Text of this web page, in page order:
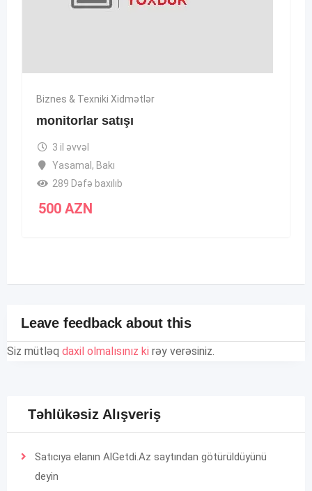
Biznes & Texniki Xidmətlər
monitorlar satışı
3 il əvvəl
Yasamal , Bakı
289 Dəfə baxılıb
500 AZN
Leave feedback about this
Siz mütləq daxil olmalısınız ki rəy verəsiniz.
Təhlükəsiz Alışveriş
Satıcıya elanın AlGetdi.Az saytından götürüldüyünü
deyin